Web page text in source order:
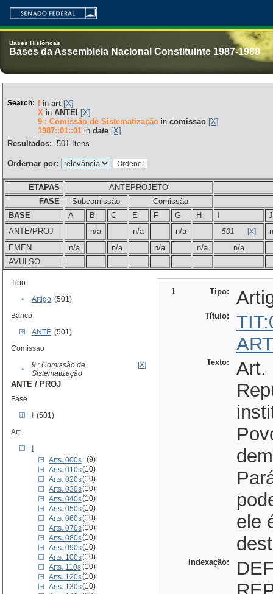
Bases Históricas
Bases da Assembleia Nacional Constituinte 1987-1988
Search: in art [X]
Xin ANTEI
[X]
9 : Comissão de Sistematizaçãoin comissao [X]
1987::01::01in date [X]
Resultados: 501Itens
Ordernar por:
ETAPAS
ANTEPROJETO
FASE
Subcomissão
Comissão
BASE
A B C E F G H
J
ANTE/PROJ
n/a n/a n/a 501 [X]
EMEN
n/a n/a n/a n/a
n/a
AVULSO
Tipo
•
Artigo (501)
Banco
ANTE (501)
Comissao
•
9 : Comissão de
Sistematização
[X]
ANTE / PROJ
Fase
(501)
Art
Arts. 000s (9)
Arts. 010s(10)
Arts. 020s(10)
Arts. 030s(10)
Arts. 040s(10)
Arts. 050s(10)
Arts. 060s(10)
Arts. 070s(10)
Arts. 080s(10)
Arts. 090s(10)
Arts. 100s(10)
Arts. 110s(10)
Arts. 120s(10)
Arts. 130s(10)
1 Tipo:
Título:
Texto:
Art.
ele
Indexação: